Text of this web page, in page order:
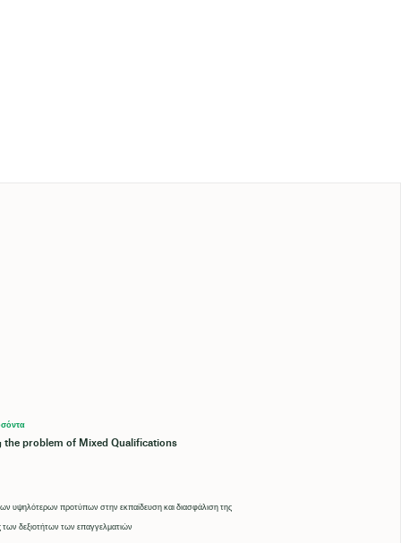
the problem of Mixed Qualifications
υψηλότερων προτύπων στην εκπαίδευση και διασφάλιση της
των δεξιοτήτων των επαγγελματιών